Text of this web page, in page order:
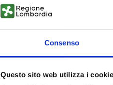
Consenso
Questo sito web utilizza i cookie